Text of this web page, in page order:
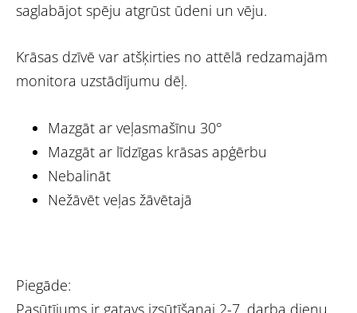
saglabājot spēju atgrūst ūdeni un vēju.
Krāsas dzīvē var atšķirties no attēlā redzamajām
monitora uzstādījumu dēļ.
Mazgāt ar veļasmašīnu 30°
Mazgāt ar līdzīgas krāsas apģērbu
Nebalināt
Nežāvēt veļas žāvētajā
Piegāde:
Pasūtījums ir gatavs izsūtīšanai 2-7. darba dienu